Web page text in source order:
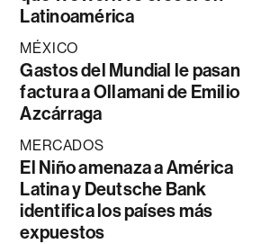
Latinoamérica
MÉXICO
Gastos del Mundial le pasan
factura a Ollamani de Emilio
Azcárraga
MERCADOS
El Niño amenaza a América
Latina y Deutsche Bank
identifica los países más
expuestos